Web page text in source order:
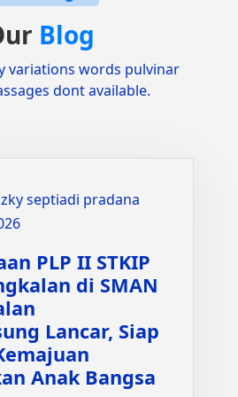
Blog
variations words pulvinar
dont available.
septiadi pradana
PLP II STKIP
di SMAN
Lancar, Siap
Anak Bangsa